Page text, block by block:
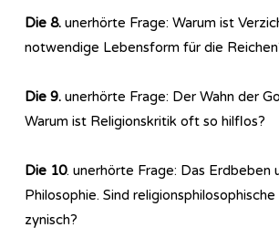
Die 8. unerhörte Frage: Warum ist
notwendige Lebensform für die
Die 9. unerhörte Frage: Der Wahn der
Warum ist Religionskritik oft so hilflos?
Die 10. unerhörte Frage: Das Erdbeben
Philosophie. Sind
zynisch?